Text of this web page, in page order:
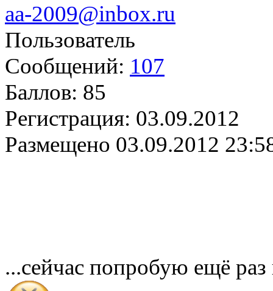
aa-2009@inbox.ru
Пользователь
Сообщений: 107
Баллов: 85
Регистрация: 03.09.2012
Размещено 03.09.2012
...сейчас попробую ещё раз